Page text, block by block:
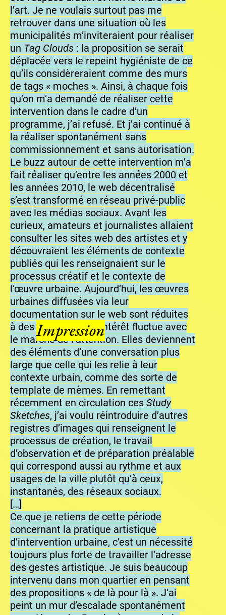
Impression
l’art. Je ne voulais surtout pas me
retrouver dans une situation où les
municipalités m’inviteraient pour réaliser
un Tag Clouds : la proposition se serait
déplacée vers le repeint hygiéniste de ce
qu’ils considèreraient comme des murs
de tags « moches ». Ainsi, à chaque fois
qu’on m’a demandé de réaliser cette
intervention dans le cadre d’un
programme, j’ai refusé. Et j’ai continué à
la réaliser spontanément sans
commissionnement et sans autorisation.
Le buzz autour de cette intervention m’a
fait réaliser qu’entre les années 2000 et
les années 2010, le web décentralisé
s’est transformé en réseau privé-public
avec les médias sociaux. Avant les
curieux, amateurs et journalistes allaient
consulter les sites web des artistes et y
découvraient les éléments de contexte
publiés qui les renseignaient sur le
processus créatif et le contexte de
l’œuvre urbaine. Aujourd’hui, les œuvres
urbaines diffusées via leur
documentation sur le web sont réduites
à des images dont l’intérêt fluctue avec
le marché de l’attention. Elles deviennent
des éléments d’une conversation plus
large que celle qui les relie à leur
contexte urbain, comme des sorte de
template de mèmes. En remettant
récemment en circulation ces Study
Sketches, j’ai voulu réintroduire d’autres
registres d’images qui renseignent le
processus de création, le travail
d’observation et de préparation préalable
qui correspond aussi au rythme et aux
usages de la ville plutôt qu’à ceux,
instantanés, des réseaux sociaux.
[…]
Ce que je retiens de cette période
concernant la pratique artistique
d’intervention urbaine, c’est un nécessité
toujours plus forte de travailler l’adresse
des gestes artistique. Je suis beaucoup
intervenu dans mon quartier en pensant
des propositions « de là pour là ». J’ai
peint un mur d’escalade spontanément